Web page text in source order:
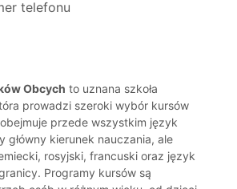
telefonu
Obcych to uznana szkoła
prowadzi szeroki wybór kursów
przede wszystkim język
główny kierunek nauczania, ale
rosyjski, francuski oraz język
Programy kursów są